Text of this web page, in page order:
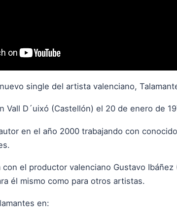
single del artista valenciano,
Vall D´uixó (Castellón) el 20 de enero de
en el año 2000 trabajando con
el productor valenciano Gustavo
él mismo como para otros artistas.
en: